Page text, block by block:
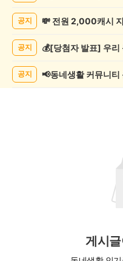
록
공지
공지
공지 📢동네생활 커뮤니
게시